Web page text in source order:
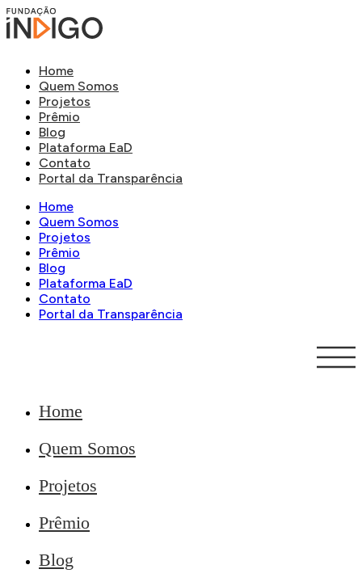
Home
Quem Somos
Projetos
Prêmio
Blog
Plataforma EaD
Contato
Portal da Transparência
Home
Quem Somos
Projetos
Prêmio
Blog
Plataforma EaD
Contato
Portal da Transparência
Home
Quem Somos
Projetos
Prêmio
Blog